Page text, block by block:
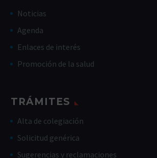
Noticias
Agenda
Enlaces de interés
Promoción de la salud
TRÁMITES
Alta de colegiación
Solicitud genérica
Sugerencias y reclamaciones